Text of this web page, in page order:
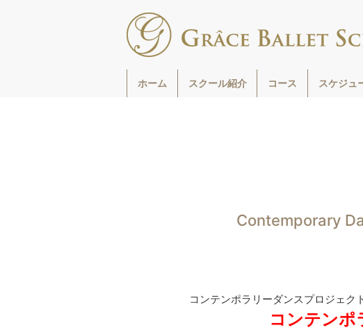
ホーム スクール紹介 コース スケジュ
Contemporary
コンテンポラリーダンスプロジェク
コンテンポ